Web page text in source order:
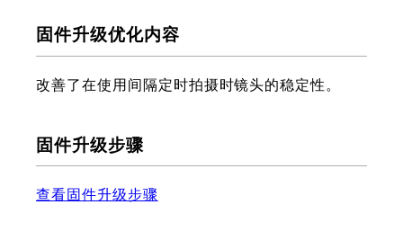
固件升级优化内容
改善了在使用间隔定时拍摄时镜头的稳定性。
固件升级步骤
查看固件升级步骤